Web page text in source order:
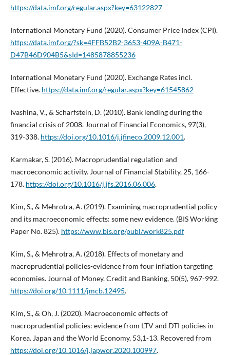
https://data.imf.org/regular.aspx?key=63122827
International Monetary Fund (2020). Consumer Price Index (CPI).
https://data.imf.org/?sk=4FFB52B2-3653-409A-B471-
D47B46D904B5&sId=1485878855236
International Monetary Fund (2020). Exchange Rates incl.
Effective. https://data.imf.org/regular.aspx?key=61545862
Ivashina, V., & Scharfstein, D. (2010). Bank lending during the
financial crisis of 2008. Journal of Financial Economics, 97(3),
319-338. https://doi.org/10.1016/j.jfineco.2009.12.001.
Karmakar, S. (2016). Macroprudential regulation and
macroeconomic activity. Journal of Financial Stability, 25, 166-
178. https://doi.org/10.1016/j.jfs.2016.06.006.
Kim, S., & Mehrotra, A. (2019). Examining macroprudential policy
and its macroeconomic effects: some new evidence. (BIS Working
Paper No. 825). https://www.bis.org/publ/work825.pdf
Kim, S., & Mehrotra, A. (2018). Effects of monetary and
macroprudential policies-evidence from four inflation targeting
economies. Journal of Money, Credit and Banking, 50(5), 967-992.
https://doi.org/10.1111/jmcb.12495.
Kim, S., & Oh, J. (2020). Macroeconomic effects of
macroprudential policies: evidence from LTV and DTI policies in
Korea. Japan and the World Economy, 53,1-13. Recovered from
https://doi.org/10.1016/j.japwor.2020.100997.